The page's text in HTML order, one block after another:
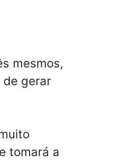
mesmos,
de gerar
tomará a